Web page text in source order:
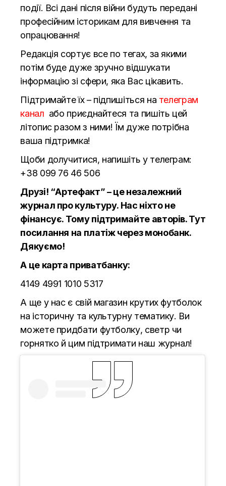
події. Всі дані після війни будуть передані
професійним історикам для вивчення та
опрацювання!
Редакція сортує все по тегах, за якими
потім буде дуже зручно відшукати
інформацію зі сфери, яка Вас цікавить.
Підтримайте їх – підпишіться на телеграм
канал або приєднайтеся та пишіть цей
літопис разом з ними! Їм дуже потрібна
ваша підтримка!
Щоби долучитися, напишіть у телеграм:
+38 099 76 46 506
Друзі! “Артефакт” – це незалежний
журнал про культуру. Нас ніхто не
фінансує. Тому підтримайте авторів.Тут
посилання на платіж через монобанк.
Дякуємо!
А це карта приватбанку:
4149 4991 1010 5317
А ще у нас є свій магазин крутих футболок
на історичну та культурну тематику. Ви
можете придбати футболку, светр чи
горнятко й цим підтримати наш журнал!